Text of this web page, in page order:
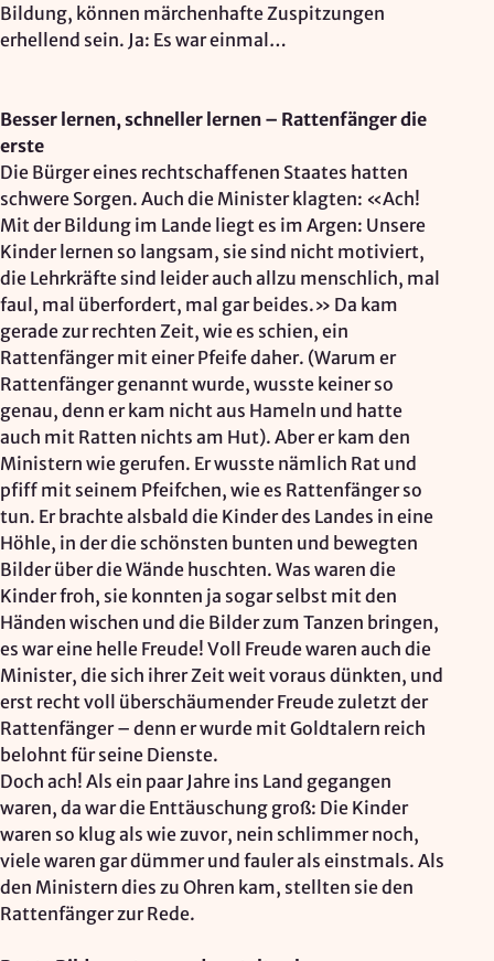
Bildung, können märchenhafte Zuspitzungen
erhellend sein. Ja: Es war einmal…
Besser lernen, schneller lernen – Rattenfänger die
erste
Die Bürger eines rechtschaffenen Staates hatten
schwere Sorgen. Auch die Minister klagten: «Ach!
Mit der Bildung im Lande liegt es im Argen: Unsere
Kinder lernen so langsam, sie sind nicht motiviert,
die Lehrkräfte sind leider auch allzu menschlich, mal
faul, mal überfordert, mal gar beides.» Da kam
gerade zur rechten Zeit, wie es schien, ein
Rattenfänger mit einer Pfeife daher. (Warum er
Rattenfänger genannt wurde, wusste keiner so
genau, denn er kam nicht aus Hameln und hatte
auch mit Ratten nichts am Hut). Aber er kam den
Ministern wie gerufen. Er wusste nämlich Rat und
pfiff mit seinem Pfeifchen, wie es Rattenfänger so
tun. Er brachte alsbald die Kinder des Landes in eine
Höhle, in der die schönsten bunten und bewegten
Bilder über die Wände huschten. Was waren die
Kinder froh, sie konnten ja sogar selbst mit den
Händen wischen und die Bilder zum Tanzen bringen,
es war eine helle Freude! Voll Freude waren auch die
Minister, die sich ihrer Zeit weit voraus dünkten, und
erst recht voll überschäumender Freude zuletzt der
Rattenfänger – denn er wurde mit Goldtalern reich
belohnt für seine Dienste.
Doch ach! Als ein paar Jahre ins Land gegangen
waren, da war die Enttäuschung groß: Die Kinder
waren so klug als wie zuvor, nein schlimmer noch,
viele waren gar dümmer und fauler als einstmals. Als
den Ministern dies zu Ohren kam, stellten sie den
Rattenfänger zur Rede.
Kartendarstellung
Anbieter:
Vimeo Inc., USA
Zweck:
Videowiedergabe
Rechtsgrundlage: Art. 6 Abs. 1 lit. a DSGVO
Matomo (Webanalyse)
Anbieter:
Vereinigung der Waldorfkindergärten e. V.
Zweck:
Reichweitenmessung, technische Optimierung
Cookie Laufzeit:
180 Tage
Hosting: DomainFactory GmbH, Deutschland
Rechtsgrundlage: Art. 6 Abs. 1 lit. f DSGVO
IP-Anonymisierung: aktiviert
Mailjet
Anbieter:
Mailjet GmbH
Zweck:
Anmeldung und Versand von Newslettern